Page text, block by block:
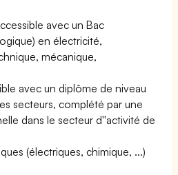
avec un Bac
en électricité,
mécanique,
avec un diplôme de niveau
secteurs, complété par une
dans le secteur d''activité de
(électriques, chimique, ...)